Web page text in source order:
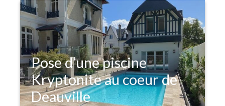
Pose d’une piscine
Kryptonite au coeur de
Deauville